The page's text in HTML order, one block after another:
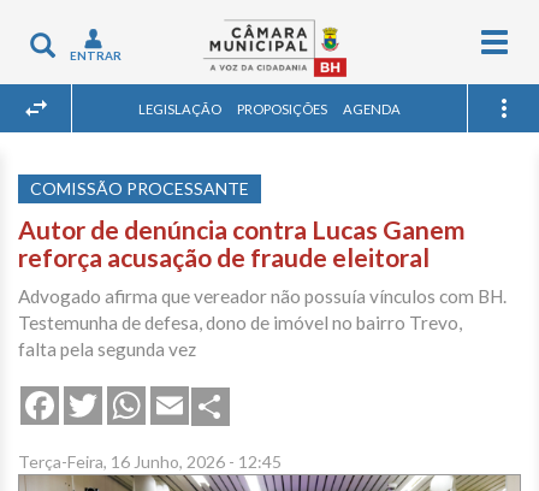
Toggle
navigation
ENTRAR
LEGISLAÇÃO PROPOSIÇÕES AGENDA
COMISSÃO PROCESSANTE
Autor de denúncia contra Lucas Ganem
reforça acusação de fraude eleitoral
Advogado afirma que vereador não possuía vínculos com BH.
Testemunha de defesa, dono de imóvel no bairro Trevo,
falta pela segunda vez
FacebookTwitterWhatsApp
Email
Terça-Feira, 16 Junho, 2026 - 12:45